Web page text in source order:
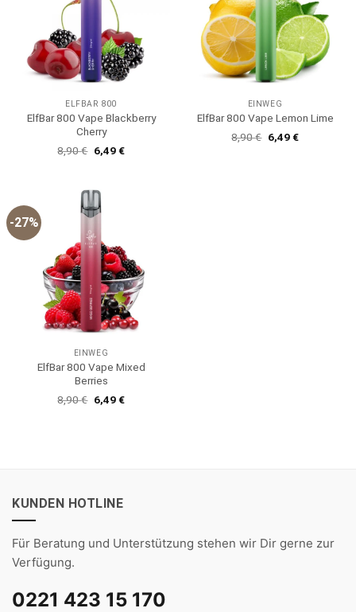
ELFBAR 800
ElfBar 800 Vape Blackberry
Cherry
8,90€ Ursprünglicher
Preis
6,49€Aktueller
EINWEG
ElfBar 800 Vape Lemon Lime
8,90€ Ursprünglicher
Preis
6,49€Aktueller
-27%
EINWEG
ElfBar 800 Vape Mixed
Berries
8,90€ Ursprünglicher
Preis
6,49€Aktueller
KUNDEN HOTLINE
Für Beratung und Unterstützung stehen wir Dir gerne zur
Verfügung.
0221 423 15 170